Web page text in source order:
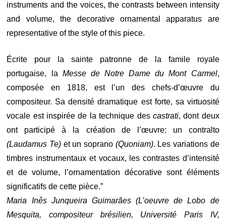
instruments and the voices, the contrasts between intensity
and volume, the decorative ornamental apparatus are
representative of the style of this piece.
Écrite pour la sainte patronne de la famile royale
portugaise, la Messe de Notre Dame du Mont Carmel,
composée en 1818, est l’un des chefs-d’œuvre du
compositeur. Sa densité dramatique est forte, sa virtuosité
vocale est inspirée de la technique des castrati, dont deux
ont participé à la création de l’œuvre: un contralto
(Laudamus Te) et un soprano (Quoniam). Les variations de
timbres instrumentaux et vocaux, les contrastes d’intensité
et de volume, l’ornamentation décorative sont éléments
significatifs de cette pièce.”
Maria Inês Junqueira Guimarães (L’oeuvre de Lobo de
Mesquita, compositeur brésilien, Université Paris IV,